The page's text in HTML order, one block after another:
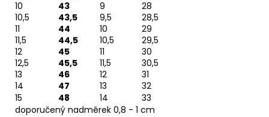
10
43 9
28
10,5
43,5 9,5
28,5
11
44 10
29
11,5
44,5 10,5
29,5
12
45 11
30
12,5
45,5 11,5
30,5
13
46 12
31
14
47 13
32
15
48 14
33
doporučený nadměrek 0,8 - 1 cm